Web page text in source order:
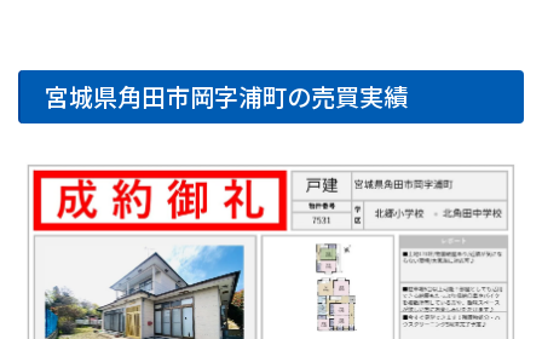
宮城県角田市岡字浦町の売買実績